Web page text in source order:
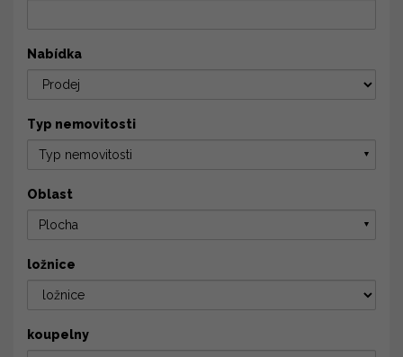
Nabídka
Typ nemovitosti
Typ nemovitosti ▼
Oblast
Plocha ▼
ložnice
koupelny